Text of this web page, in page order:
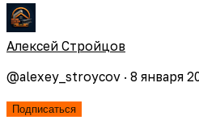
Алексей Стройцов
@alexey_stroycov · 8 января
Подписаться